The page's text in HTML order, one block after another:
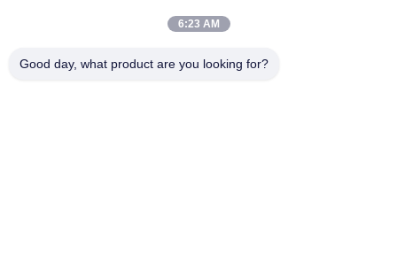
Collegamenti Rapidi
Casa
Prodotti
6:23 AM
Good day, what product are you looking for?